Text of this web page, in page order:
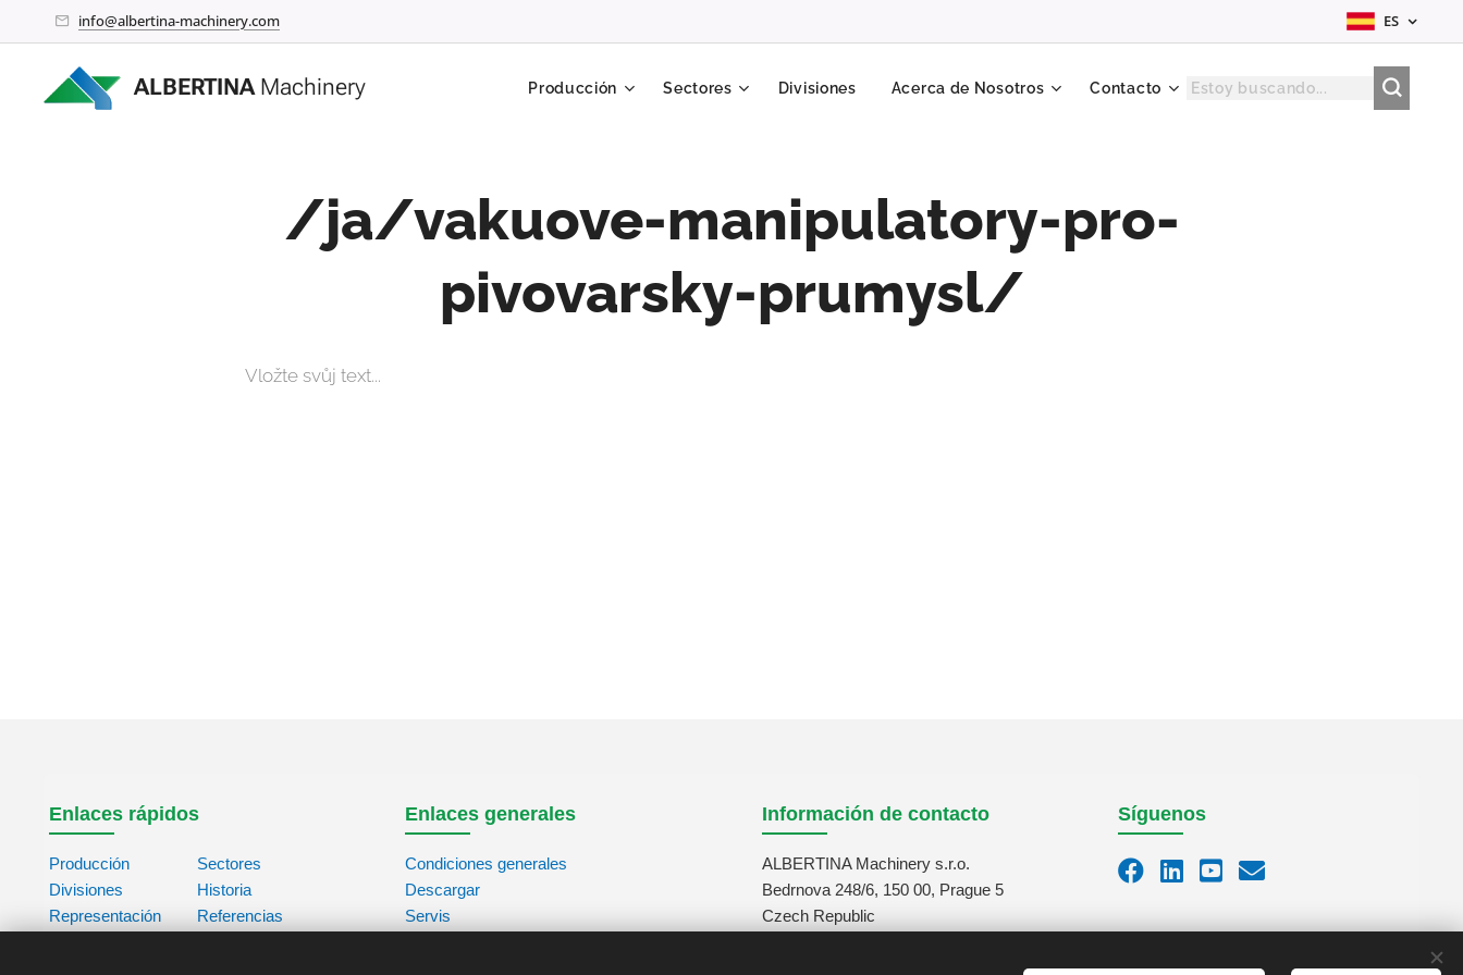
info@albertina-machinery.com ES
ALBERTINA Machinery Producción Sectores Divisiones Acerca de Nosotros Contacto
/ja/vakuove-manipulatory-pro-
pivovarsky-prumysl/
Vložte svůj text...
Enlaces rápidos
Producción
Sectores
Divisiones
Historia
Representación
Referencias
Enlaces generales
Condiciones generales
Descargar
Servis
Información de contacto
ALBERTINA Machinery s.r.o.
Bedrnova 248/6, 150 00, Prague 5
Czech Republic
Síguenos